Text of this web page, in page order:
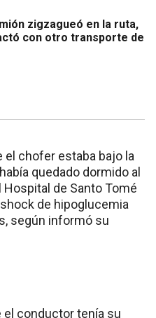
zigzagueó en la ruta,
con otro transporte de
el chofer estaba bajo la
quedado dormido al
Hospital de Santo Tomé
de hipoglucemia
según informó su
conductor tenía su